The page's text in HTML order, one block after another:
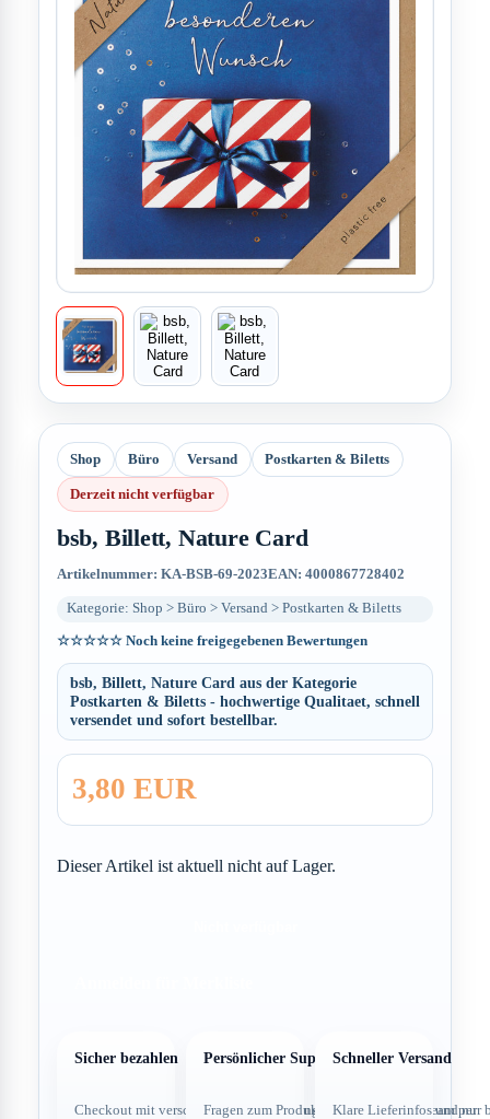
Shop Büro Versand Postkarten & Biletts
Derzeit nicht verfügbar
bsb, Billett, Nature Card
Artikelnummer: KA-BSB-69-2023EAN: 4000867728402
Kategorie: Shop > Büro > Versand > Postkarten & Biletts
☆☆☆☆☆Noch keine freigegebenen Bewertungen
bsb, Billett, Nature Card aus der Kategorie
Postkarten & Biletts - hochwertige Qualitaet, schnell
versendet und sofort bestellbar.
3,80 EUR
Dieser Artikel ist aktuell nicht auf Lager.
Sicher bezahlen
Checkout mit verschlüsselter Verbindung und
Persönlicher Support
Fragen zum Produkt direkt über dein Team per
Schneller Versand
Klare Lieferinfos und nur